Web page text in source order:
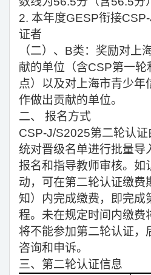
2. 本年度GESP衔接
证者
（二）、B类：奖励对上
献的单位（含CSP第一轮
点）以及对上海市青少年
作做出贡献的单位。
二、 报名方式
CSP-J/S2025第二轮认
统对晋级名单进行批量导
报名和指导教师审核。如
动，可在第二轮认证缴费
知）内完成缴费，即完成
程。未在规定时间内缴费
将不能参加第二轮认证，
咨询和申诉。
三、第二轮认证信息